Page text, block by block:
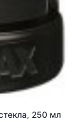
250 мл